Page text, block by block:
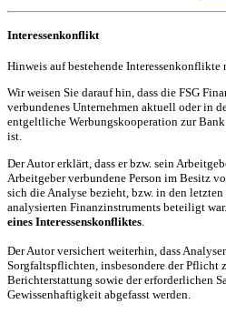
Interessenkonflikt
Hinweis auf bestehende Interessenkonflikte
Wir weisen Sie darauf hin, dass die FSG
verbundenes Unternehmen aktuell oder in
entgeltliche Werbungskooperation zur
ist.
Der Autor erklärt, dass er bzw. sein
Arbeitgeber verbundene Person im Besitz
sich die Analyse bezieht, bzw. in den
analysierten Finanzinstruments beteiligt
eines Interessenskonfliktes
Der Autor versichert weiterhin, dass
Sorgfaltspflichten, insbesondere der Pflicht
Berichterstattung sowie der erforderlichen
Gewissenhaftigkeit abgefasst werden.